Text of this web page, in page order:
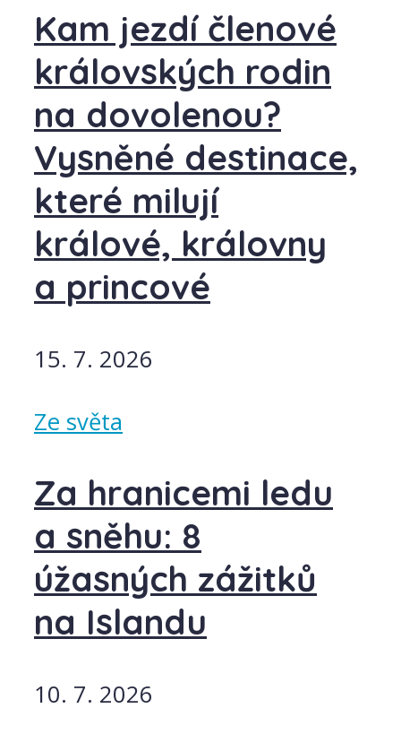
Kam jezdí členové
královských rodin
na dovolenou?
Vysněné destinace,
které milují
králové, královny
a princové
15. 7. 2026
Ze světa
Za hranicemi ledu
a sněhu: 8
úžasných zážitků
na Islandu
10. 7. 2026